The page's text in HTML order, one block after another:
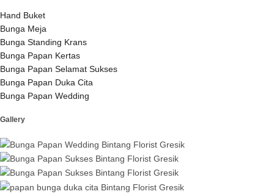
Hand Buket
Bunga Meja
Bunga Standing Krans
Bunga Papan Kertas
Bunga Papan Selamat Sukses
Bunga Papan Duka Cita
Bunga Papan Wedding
Gallery